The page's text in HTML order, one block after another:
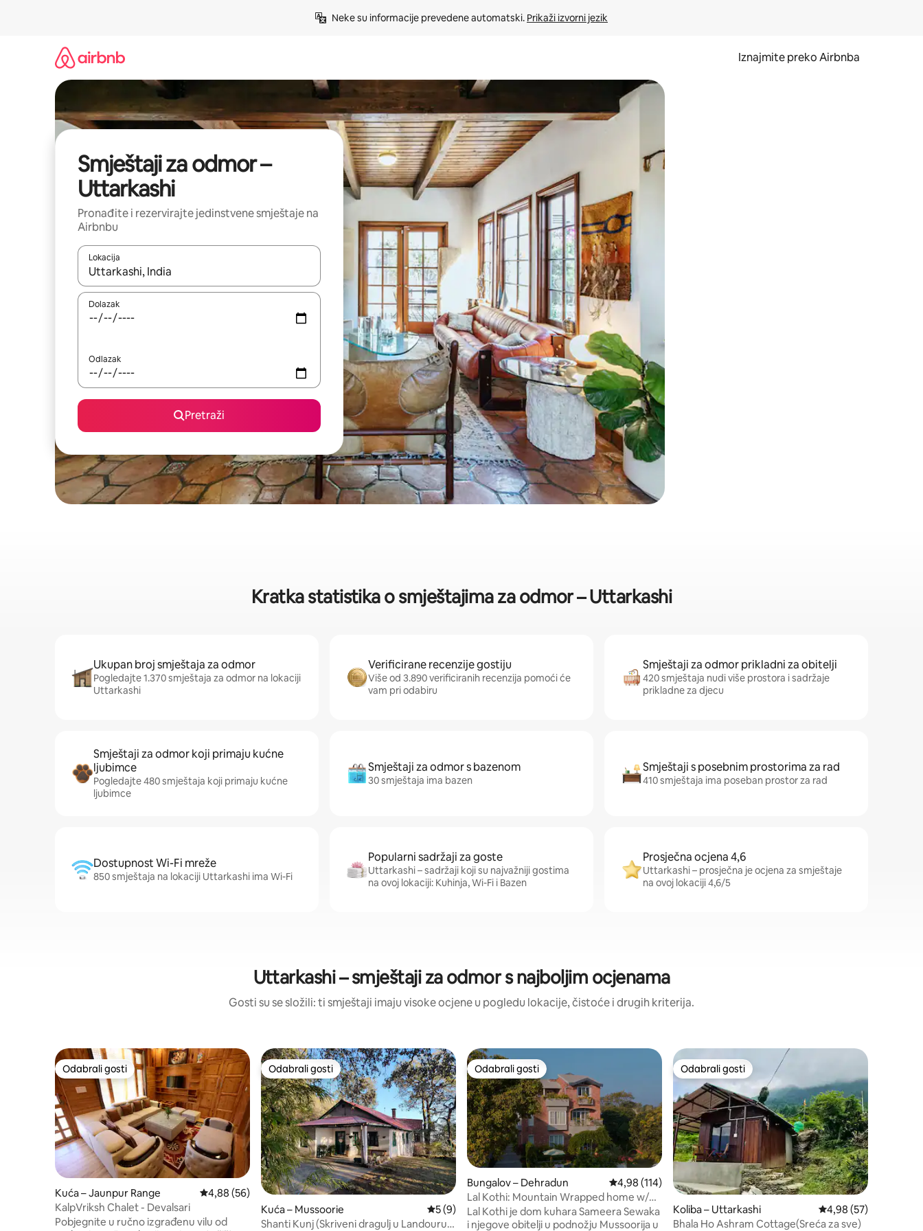
Neke su informacije prevedene automatski. Prikaži izvorni jezik
Iznajmite preko Airbnba
Smještaji za odmor –
Uttarkashi
Pronađite i rezervirajte jedinstvene smještaje na
Airbnbu
Lokacija
Kada budu dostupni rezultati, moći ćete ih pregledati koristeći se strelicama prema gore i prema dolje, kao i dodirom ili prelaskom prstom po zaslonu.
Dolazak
Odlazak
Pretraži
Kratka statistika o smještajima za odmor – Uttarkashi
Ukupan broj smještaja za odmor
Pogledajte 1.370 smještaja za odmor na lokaciji
Uttarkashi
Verificirane recenzije gostiju
Više od 3.890 verificiranih recenzija pomoći će
vam pri odabiru
Smještaji za odmor prikladni za obitelji
420 smještaja nudi više prostora i sadržaje
prikladne za djecu
Smještaji za odmor koji primaju kućne
ljubimce
Pogledajte 480 smještaja koji primaju kućne
ljubimce
Smještaji za odmor s bazenom
30 smještaja ima bazen
Smještaji s posebnim prostorima za rad
410 smještaja ima poseban prostor za rad
Dostupnost Wi-Fi mreže
850 smještaja na lokaciji Uttarkashi ima Wi-Fi
Popularni sadržaji za goste
Uttarkashi – sadržaji koji su najvažniji gostima
na ovoj lokaciji: Kuhinja, Wi-Fi i Bazen
Prosječna ocjena 4,6
Uttarkashi – prosječna je ocjena za smještaje
na ovoj lokaciji 4,6/5
Uttarkashi – smještaji za odmor s najboljim ocjenama
Gosti su se složili: ti smještaji imaju visoke ocjene u pogledu lokacije, čistoće i drugih kriterija.
Odabrali gosti
Odabrali gosti
Kuća – Jaunpur Range Prosječna ocjena: 4,88/5, recenzija: 56
4,88 (56)
KalpVriksh Chalet - Devalsari
Pobjegnite u ručno izgrađenu vilu od
Odabrali gosti
Odabrali gosti
Kuća – Mussoorie Prosječna ocjena: 5/5, recenzija: 9
5 (9)
Shanti Kunj (Skriveni dragulj u Landouru)
Odabrali gosti
Odabrali gosti
Bungalov – Dehradun Prosječna ocjena: 4,98/5, recenzija: 114
4,98 (114)
Lal Kothi: Mountain Wrapped home w/
Awadhi Cuisine
Lal Kothi je dom kuhara Sameera Sewaka
i njegove obitelji u podnožju Mussoorija u
Odabrali gosti
Odabrali gosti
Koliba – Uttarkashi Prosječna ocjena:
4,98 (57)
Bhala Ho Ashram Cottage(Sreća za sve)